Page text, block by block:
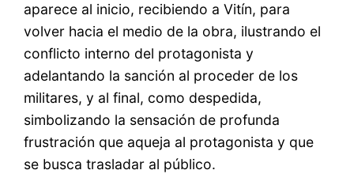
aparece al inicio, recibiendo a Vitín, para
volver hacia el medio de la obra, ilustrando el
conflicto interno del protagonista y
adelantando la sanción al proceder de los
militares, y al final, como despedida,
simbolizando la sensación de profunda
frustración que aqueja al protagonista y que
se busca trasladar al público.